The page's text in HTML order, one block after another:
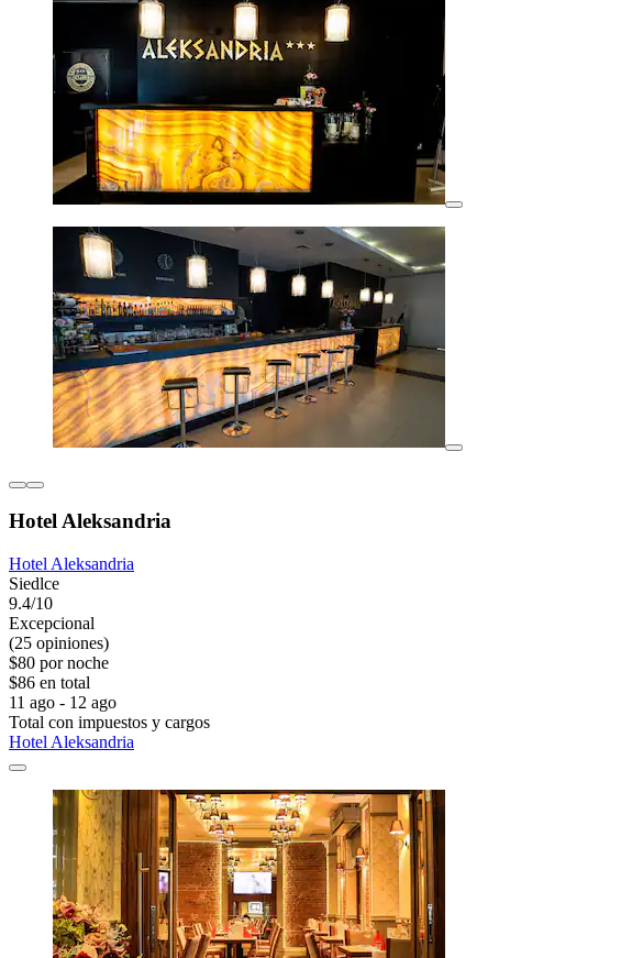
Hotel Aleksandria
Hotel Aleksandria
Siedlce
9.4/10
Excepcional
(25 opiniones)
$80 por noche
$86 en total
11 ago - 12 ago
Total con impuestos y cargos
Hotel Aleksandria